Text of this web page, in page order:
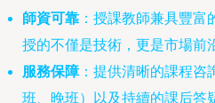
師資可靠 ：授課教師兼具豐
授的不僅是技術，更是市場前
服務保障：提供清晰的課程咨
班、晚班）以及持續的課后答